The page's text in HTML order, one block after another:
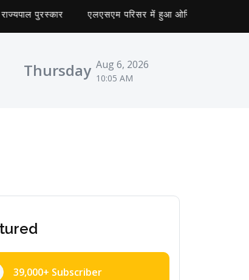
पुरस्कार एलएसएम परिसर में हुआ ओरिएंटेशन कार्यक्रम का
Thursday Aug 6, 2026
10:05 AM
39,000+ Subscriber